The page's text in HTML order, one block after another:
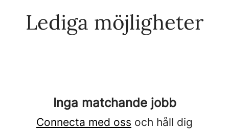
Lediga möjligheter
Inga matchande jobb
Connecta med oss och håll dig